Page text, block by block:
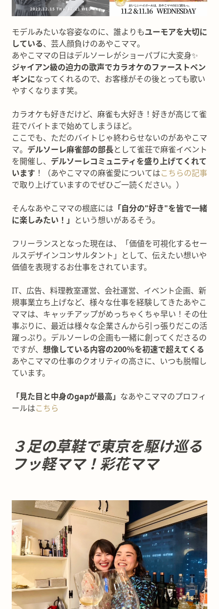
モデルみたいな容姿なのに、誰よりもユーモアを大切に
している、芸人顔負けのあやこママ。
あやこママの日はデルソーレがショーパブに大変身✨
ジャイアン級の迫力の歌声でカラオケのファーストペン
ギンになってくれるので、お客様がその後とっても歌い
やすくなります笑。
カラオケも好きだけど、麻雀も大好き！好きが高じて雀
荘でバイトまで始めてしまうほど。
ここでも、ただのバイトじゃ終わらせないのがあやこマ
マ。 デルソーレ麻雀部の部長として雀荘で麻雀イベント
を開催し、 デルソーレコミュニティを盛り上げてくれて
います ！（あやこママの麻雀愛についてはこちらの記事
で取り上げていますのでぜひご一読ください。）
そんなあやこママの根底には 「自分の"好き"を皆で一緒
に楽しみたい！」 という想いがあるそう。
フリーランスとなった現在は、「価値を可視化するセー
ルスデザインコンサルタント」として、伝えたい想いや
価値を表現するお仕事をされています。
IT、広告、料理教室運営、会社運営、イベント企画、新
規事業立ち上げなど、様々な仕事を経験してきたあやこ
ママは、キャッチアップがめっちゃくちゃ早い！その仕
事ぶりに、最近は様々な企業さんから引っ張りだこの活
躍っぷり。デルソーレの企画も一緒に創ってくださるの
ですが、 想像している内容の200％を初速で超えてくる
あやこママの仕事のクオリティの高さに、いつも脱帽し
ています。
「見た目と中身のgapが最高」 なあやこママのプロフィ
ールはこちら
３足の草鞋で東京を駆け巡る
フッ軽ママ！彩花ママ